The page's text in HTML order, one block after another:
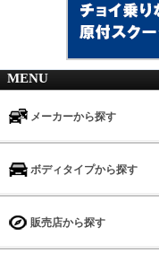
MENU
メーカーから探す
ボディタイプから探す
販売店から探す